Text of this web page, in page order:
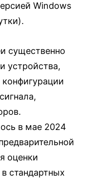
Windows
существенно
устройства,
в мае 2024
оценки
стандартных